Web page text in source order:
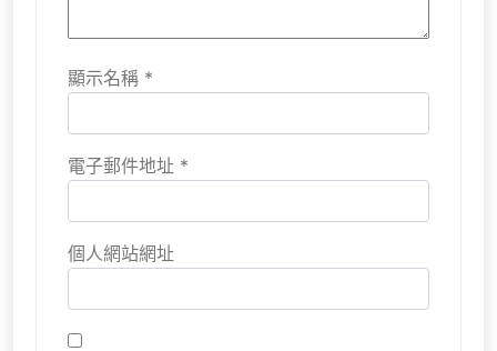
顯示名稱 *
電子郵件地址 *
個人網站網址